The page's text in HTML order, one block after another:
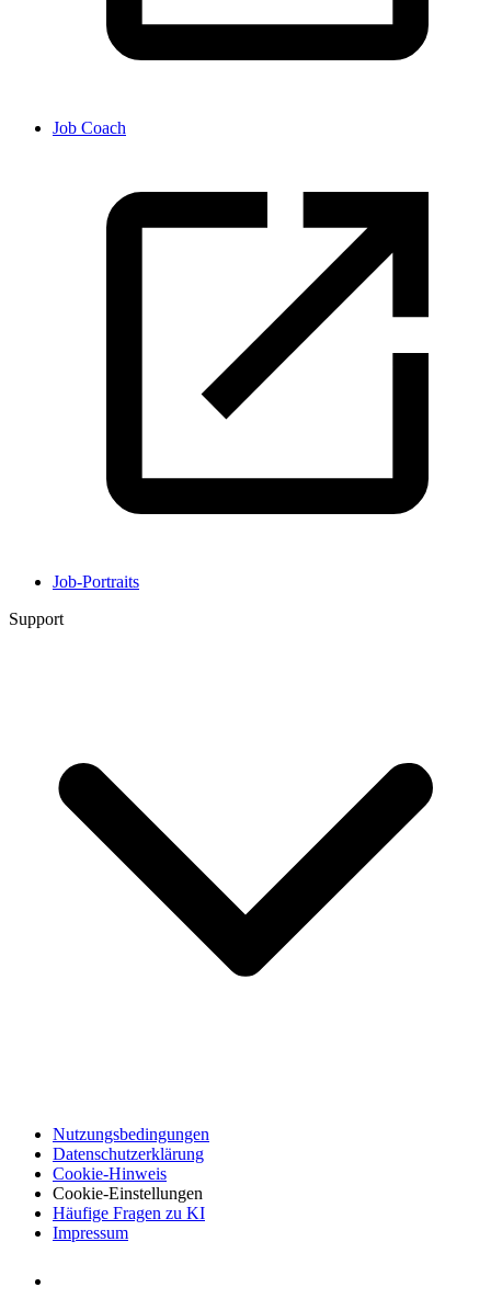
Job Coach
Job-Portraits
Support
Nutzungsbedingungen
Datenschutzerklärung
Cookie-Hinweis
Cookie-Einstellungen
Häufige Fragen zu KI
Impressum